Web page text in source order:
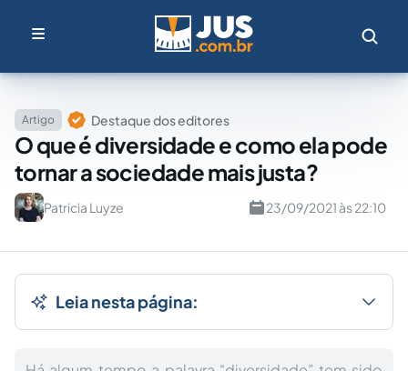
Artigo Destaque dos editores
O que é diversidade e como ela pode
tornar a sociedade mais justa?
Patricia Luyze 23/09/2021 às 22:10
Leia nesta página: